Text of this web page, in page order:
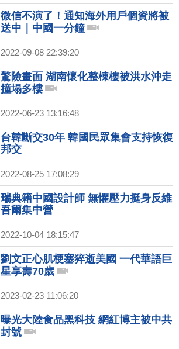
微信不演了！通知海外用戶個資將被
送中｜中國一分鐘
2022-09-08 22:39:20
驚險畫面 湖南懷化整棟樓被洪水沖走
撞塌多樓
2022-06-23 13:16:48
台韓斷交30年 韓國民眾集會支持恢復
邦交
2022-08-25 17:08:29
瑞典籍中國設計師 無懼壓力挺身反維
吾爾集中營
2022-10-04 18:15:47
劉文正心肌梗塞猝逝美國 一代華語巨
星享壽70歲
2023-02-23 11:06:20
曝光大陸食品黑科技 網紅博主被中共
封號